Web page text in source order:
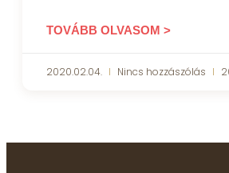
TOVÁBB OLVASOM >
2020.02.04. Nincs hozzászólás